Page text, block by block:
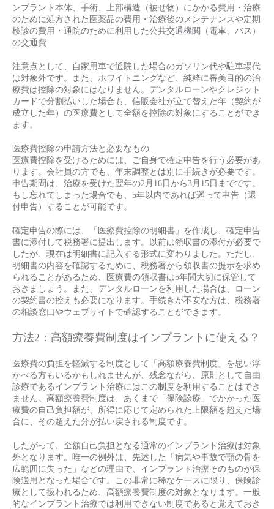
ンプラント本体、手術、上部構造（被せ物）にかかる費用・治療
のために処方された医薬品の費用・治療後のメンテナンスや定期
検診の費用・通院のために利用した公共交通機関（電車、バス）
の交通費
注意点として、自家用車で通院した場合のガソリン代や駐車場代
は対象外です。また、ホワイトニングなど、純粋に審美目的の治
療費は控除の対象にはなりません。デンタルローンやクレジット
カードで分割払いした場合も、信販会社が立て替えた年（契約が
成立した年）の医療費として全額を控除の対象にすることができ
ます。
医療費控除の申請方法と必要なもの
医療費控除を受けるためには、ご自身で確定申告を行う必要があ
ります。会社員の方でも、年末調整とは別に手続きが必要です。
申告期間は、治療を受けた翌年の2月16日から3月15日までです。
もし忘れてしまった場合でも、5年以内であれば遡って申告（還
付申告）することが可能です。
確定申告の際には、「医療費控除の明細書」を作成し、確定申告
書に添付して税務署に提出します。以前は領収書の添付が必要で
したが、現在は明細書に記入する形式に変わりました。ただし、
明細書の内容を確認するために、税務署から領収書の提示を求め
られることがあるため、医療費の領収書は5年間大切に保管して
おきましょう。また、デンタルローンを利用した場合は、ローン
の契約書の控えも必要になります。手続きが不安な方は、税務署
の相談窓口やウェブサイトで確認することができます。
方法2：高額療養費制度はインプラントに使える？
医療費の負担を軽減する制度として「高額療養費制度」を思い浮
かべる方もいるかもしれませんが、残念ながら、原則として自由
診療であるインプラント治療にはこの制度を利用することはでき
ません。高額療養費制度は、あくまで「保険診療」でかかった医
療費の自己負担額が、所得に応じて定められた上限額を超えた場
合に、その超えた分が払い戻される制度です。
したがって、全額自己負担となる通常のインプラント治療は対象
外となります。唯一の例外は、先述した「病気や事故で顎の骨を
広範囲に失った」などの理由で、インプラント治療そのものが保
険適用となった場合です。この非常に稀なケースに限り、保険診
療として扱われるため、高額療養費制度の対象となります。一般
的なインプラント治療では利用できない制度であると覚えておき